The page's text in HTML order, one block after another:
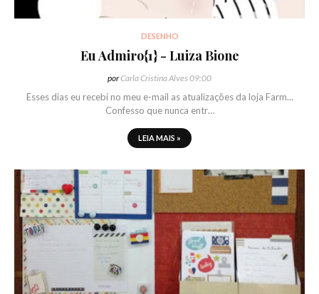
DESENHO
Eu Admiro{1} - Luiza Bione
porCarla Cristina Alves 09:00
Esses dias eu recebi no meu e-mail as atualizações da loja Farm...
Confesso que nunca entr…
LEIA MAIS »